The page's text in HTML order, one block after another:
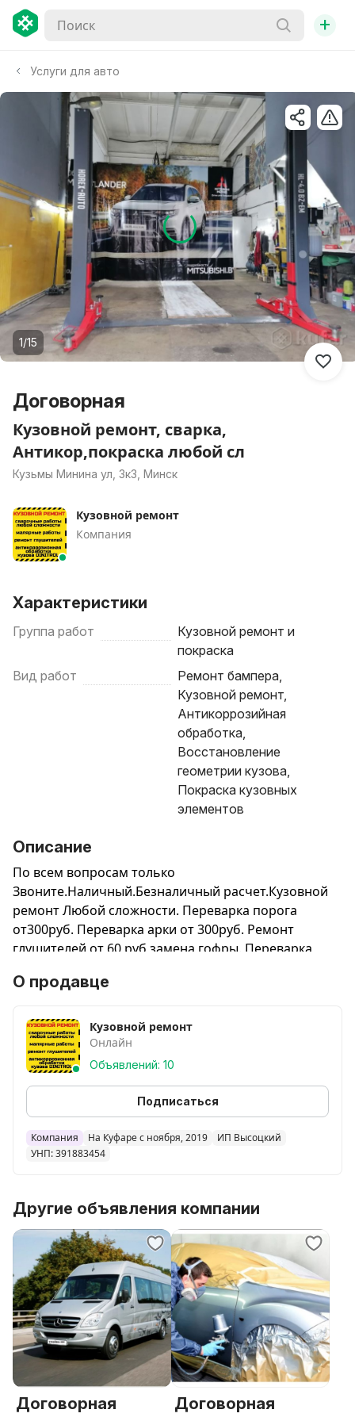
+
Услуги для авто
1/15
Договорная
Кузовной ремонт, сварка,
Антикор,покраска любой сл
Кузьмы Минина ул, 3к3, Минск
Кузовной ремонт
Компания
Характеристики
Группа работ
Кузовной ремонт и
покраска
Вид работ
Ремонт бампера,
Кузовной ремонт,
Антикоррозийная
обработка,
Восстановление
геометрии кузова,
Покраска кузовных
элементов
Описание
По всем вопросам только
Звоните.Наличный.Безналичный расчет.Кузовной
ремонт Любой сложности. Переварка порога
от300руб. Переварка арки от 300руб. Ремонт
глушителей от 60 руб замена гофры. Переварка
800руб. Замена кузовных деталей. Переварка
бамперов.Работаем .С 9:00 до 19:00.Воскресенье
выходной. На все вопросы вам ответим по
телефону!Звоните.Находимся по адресу улица
Минина 3/3
О продавце
Кузовной ремонт
Онлайн
Объявлений: 10
Подписаться
Компания На Куфаре с ноября, 2019
ИП Высоцкий
УНП: 391883454
Другие объявления компании
Договорная Договорная